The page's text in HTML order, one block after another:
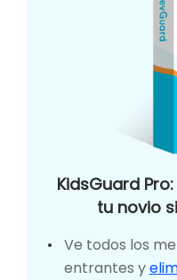
KidsGuard
tu novio
Ve todos los
entrantes y